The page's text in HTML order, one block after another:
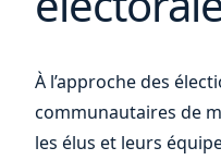
À l’approche des
communautaires de
les élus et leurs